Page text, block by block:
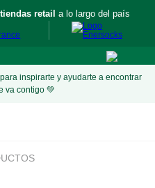
tiendas retail a lo largo del país
inspirarte y ayudarte a encontrar
va contigo 💚